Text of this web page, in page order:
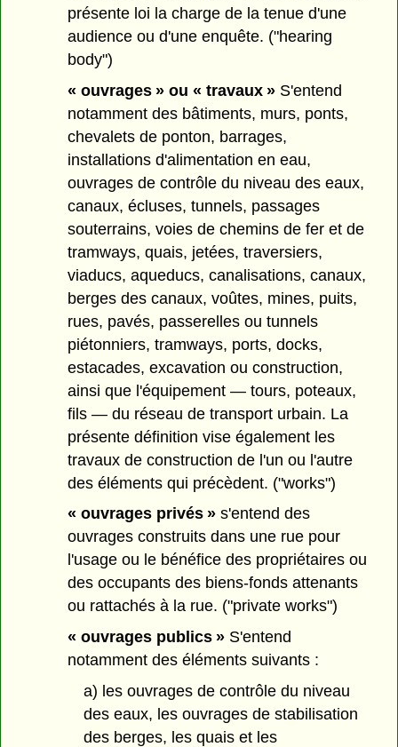
présente loi la charge de la tenue d'une
audience ou d'une enquête. ("hearing
body")
« ouvrages » ou « travaux » S'entend
notamment des bâtiments, murs, ponts,
chevalets de ponton, barrages,
installations d'alimentation en eau,
ouvrages de contrôle du niveau des eaux,
canaux, écluses, tunnels, passages
souterrains, voies de chemins de fer et de
tramways, quais, jetées, traversiers,
viaducs, aqueducs, canalisations, canaux,
berges des canaux, voûtes, mines, puits,
rues, pavés, passerelles ou tunnels
piétonniers, tramways, ports, docks,
estacades, excavation ou construction,
ainsi que l'équipement — tours, poteaux,
fils — du réseau de transport urbain. La
présente définition vise également les
travaux de construction de l'un ou l'autre
des éléments qui précèdent. ("works")
« ouvrages privés » s'entend des
ouvrages construits dans une rue pour
l'usage ou le bénéfice des propriétaires ou
des occupants des biens-fonds attenants
ou rattachés à la rue. ("private works")
« ouvrages publics » S'entend
notamment des éléments suivants :
a) les ouvrages de contrôle du niveau
des eaux, les ouvrages de stabilisation
des berges, les quais et les